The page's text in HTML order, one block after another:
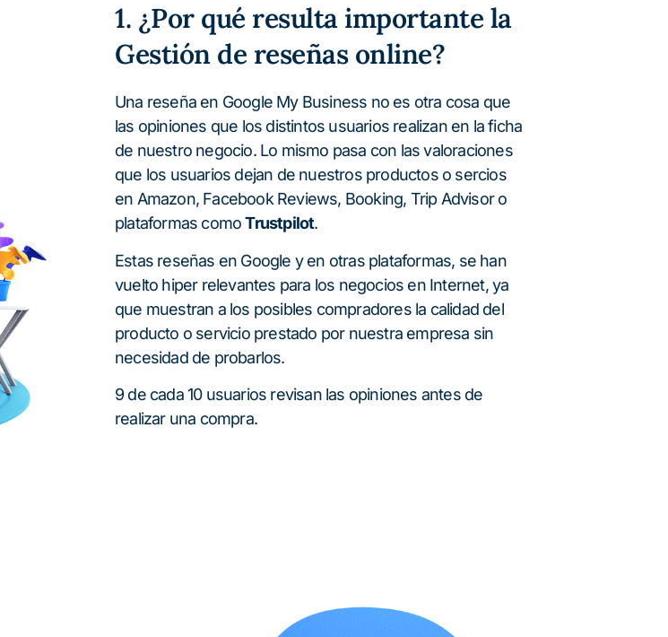
1. ¿Por qué resulta importante la
Gestión de reseñas online?
Una reseña en Google My Business no es otra cosa que
las opiniones que los distintos usuarios realizan en la ficha
de nuestro negocio. Lo mismo pasa con las valoraciones
que los usuarios dejan de nuestros productos o sercios
en Amazon, Facebook Reviews, Booking, Trip Advisor o
plataformas comoTrustpilot.
Estas reseñas en Google y en otras plataformas, se han
vuelto hiper relevantes para los negocios en Internet, ya
que muestran a los posibles compradores la calidad del
producto o servicio prestado por nuestra empresa sin
necesidad de probarlos.
9 de cada 10 usuarios revisan las opiniones antes de
realizar una compra.